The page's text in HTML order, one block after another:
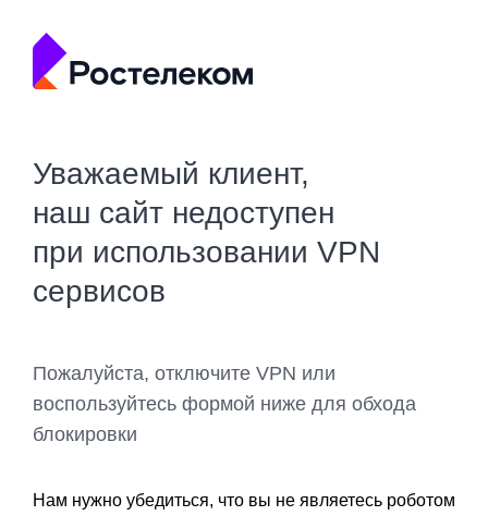
Уважаемый клиент,
наш сайт недоступен
при использовании VPN
сервисов
Пожалуйста, отключите VPN или
воспользуйтесь формой ниже для обхода
блокировки
Нам нужно убедиться, что вы не являетесь роботом